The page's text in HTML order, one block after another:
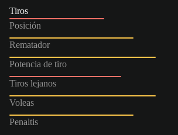
Tiros
Posición
Rematador
Potencia de tiro
Tiros lejanos
Voleas
Penaltis